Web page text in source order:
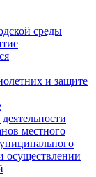
среды
и защите
местного
осуществлении